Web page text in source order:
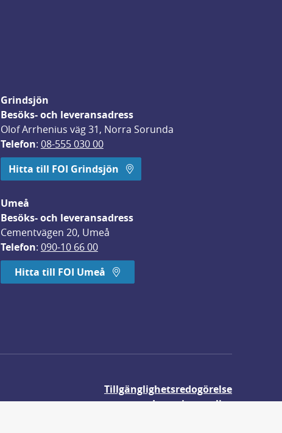
Grindsjön
Besöks- och leveransadress
Olof Arrhenius väg 31, Norra Sorunda
Telefon: 08-555 030 00
Hitta till FOI Grindsjön
Umeå
Besöks- och leveransadress
Cementvägen 20, Umeå
Telefon: 090-10 66 00
Hitta till FOI Umeå
Tillgänglighetsredogörelse
Integritetspolicy